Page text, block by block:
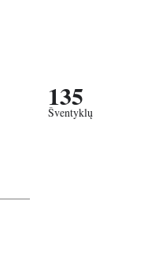
135
Šventyklų